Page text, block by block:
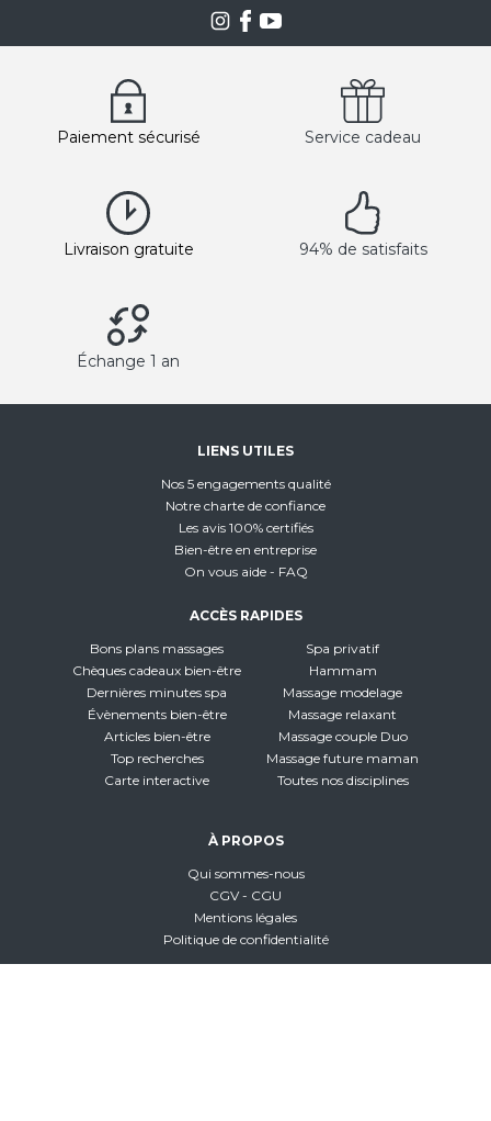
Paiement sécurisé Service cadeau
Livraison gratuite 94% de satisfaits
Échange 1 an
LIENS UTILES
Nos 5 engagements qualité
Notre charte de confiance
Les avis 100% certifiés
Bien-être en entreprise
On vous aide - FAQ
ACCÈS RAPIDES
Bons plans massages
Chèques cadeaux bien-être
Dernières minutes spa
Évènements bien-être
Articles bien-être
Top recherches
Carte interactive
Spa privatif
Hammam
Massage modelage
Massage relaxant
Massage couple Duo
Massage future maman
Toutes nos disciplines
À PROPOS
Qui sommes-nous
CGV - CGU
Mentions légales
Politique de confidentialité